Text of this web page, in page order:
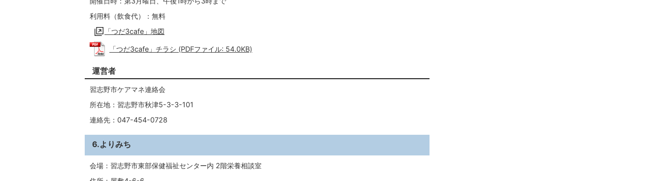
利用料（飲食代）：無料
「つだ3cafe」地図
「つだ3cafe」チラシ (PDFファイル: 54.0KB)
運営者
習志野市ケアマネ連絡会
所在地：習志野市秋津5-3-3-101
連絡先：047-454-0728
6.よりみち
会場：習志野市東部保健福祉センター内 2階栄養相談室